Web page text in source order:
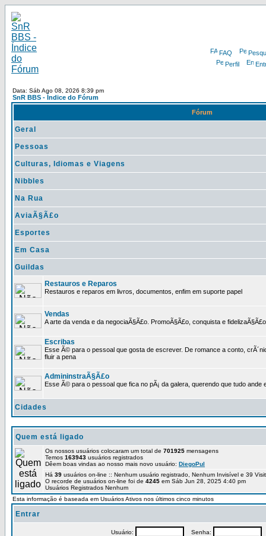
FAQ
Perfil
Data: Sáb Ago 08, 2026 8:39 pm
SnR BBS - Índice do Fórum
Fórum
Geral
Pessoas
Culturas, Idiomas e Viagens
Nibbles
Na Rua
AviaÃ§Ã£o
Esportes
Em Casa
Guildas
Restauros e Reparos
Restauros e reparos em livros, documentos, enfim em suporte papel
Vendas
A arte da venda e da negociaÃ§Ã£o. PromoÃ§Ã£o, conquista e
Escribas
Esse Ã© para o pessoal que gosta de escrever. De romance a conto,
fluir a pena
AdmininstraÃ§Ã£o
Esse Ã© para o pessoal que fica no pÃ¡ da galera, querendo que tudo ande
Cidades
Quem está ligado
Os nossos usuários colocaram um total de 701925 mensagens
Temos 163943 usuários registrados
Dêem boas vindas ao nosso mais novo usuário: DiegoPul
Há 39 usuários on-line :: Nenhum usuário registrado, Nenhum Invisível e 39
O recorde de usuários on-line foi de 4245 em Sáb Jun 28, 2025 4:40 pm
Usuários Registrados Nenhum
Esta informação é baseada em Usuários Ativos nos últimos cinco minutos
Entrar
Usuário: Senha: